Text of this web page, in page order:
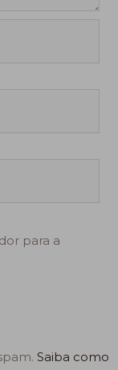
para a
Saiba como